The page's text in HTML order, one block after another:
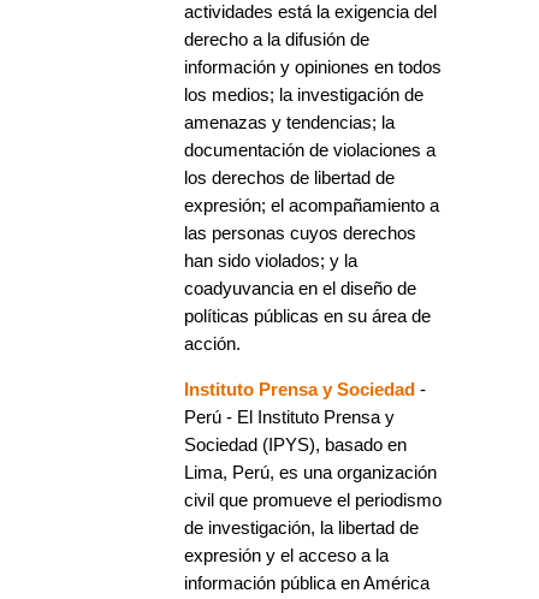
actividades está la exigencia del
derecho a la difusión de
información y opiniones en todos
los medios; la investigación de
amenazas y tendencias; la
documentación de violaciones a
los derechos de libertad de
expresión; el acompañamiento a
las personas cuyos derechos
han sido violados; y la
coadyuvancia en el diseño de
políticas públicas en su área de
acción.
Instituto Prensa y Sociedad -
Perú - El Instituto Prensa y
Sociedad (IPYS), basado en
Lima, Perú, es una organización
civil que promueve el periodismo
de investigación, la libertad de
expresión y el acceso a la
información pública en América